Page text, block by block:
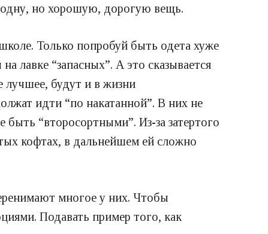
но хорошую, дорогую вещь.
Только попробуй быть одета хуже
лавке “запасных”. А это сказывается
лучшее, будут и в жизни
идти “по накатанной”. В них не
“второсортными”. Из-за затертого
кофтах, в дальнейшем ей сложно
многое у них. Чтобы
Подавать пример того, как